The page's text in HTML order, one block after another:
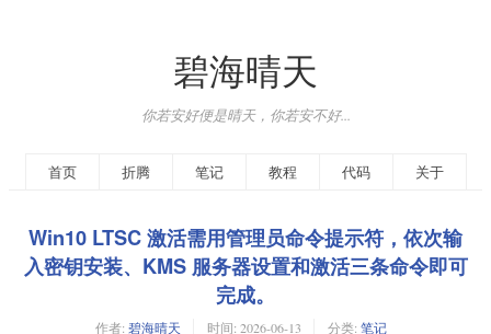
碧海晴天
你若安好便是晴天，你若安不好...
首页 折腾 笔记 教程 代码 关于
Win10 LTSC 激活需用管理员命令提示符，依次输
入密钥安装、KMS 服务器设置和激活三条命令即可
完成。
作者: 碧海晴天 时间: 2026-06-13 分类: 笔记